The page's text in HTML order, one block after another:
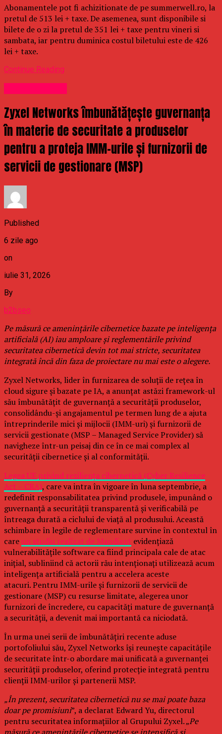
Abonamentele pot fi achizitionate de pe summerwell.ro, la
pretul de 513 lei + taxe. De asemenea, sunt disponibile si
bilete de o zi la pretul de 351 lei + taxe pentru vineri si
sambata, iar pentru duminica costul biletului este de 426
lei + taxe.
Continue Reading
Zyxel Networks îmbunătățește guvernanța
în materie de securitate a produselor
pentru a proteja IMM-urile și furnizorii de
servicii de gestionare (MSP)
Published
6 zile ago
on
iulie 31, 2026
By
b2bseo
Pe măsură ce amenințările cibernetice bazate pe inteligența
artificială (AI) iau amploare și reglementările privind
securitatea cibernetică devin tot mai stricte, securitatea
integrată încă din faza de proiectare nu mai este o alegere.
Zyxel Networks, lider în furnizarea de soluții de rețea în
cloud sigure și bazate pe IA, a anunțat astăzi framework-ul
său îmbunătățit de guvernanță a securității produselor,
consolidându-și angajamentul pe termen lung de a ajuta
întreprinderile mici și mijlocii (IMM-uri) și furnizorii de
servicii gestionate (MSP – Managed Service Provider) să
navigheze într-un peisaj din ce în ce mai complex al
securității cibernetice și al conformității.
Legea UE privind reziliența cibernetică (Cyber Resilience
Act – CRA), care va intra în vigoare în luna septembrie, a
redefinit responsabilitatea privind produsele, impunând o
guvernanță a securității transparentă și verificabilă pe
întreaga durată a ciclului de viață al produsului. Această
schimbare în legile de reglementare survine în contextul în
careun studiu realizat de Mandiant evidențiază
vulnerabilitățile software ca fiind principala cale de atac
inițial, subliniind că actorii rău intenționați utilizează acum
inteligența artificială pentru a accelera aceste
atacuri. Pentru IMM-urile și furnizorii de servicii de
gestionare (MSP) cu resurse limitate, alegerea unor
furnizori de încredere, cu capacități mature de guvernanță
a securității, a devenit mai importantă ca niciodată.
În urma unei serii de îmbunătățiri recente aduse
portofoliului său, Zyxel Networks își reunește capacitățile
de securitate într-o abordare mai unificată a guvernanței
securității produselor, oferind protecție integrată pentru
clienții IMM-urilor și partenerii MSP.
„În prezent, securitatea cibernetică nu se mai poate baza
doar pe promisiuni”, a declarat Edward Yu, directorul
pentru securitatea informațiilor al Grupului Zyxel. „Pe